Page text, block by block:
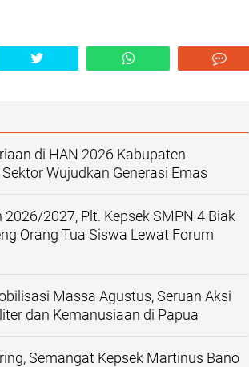
di HAN 2026 Kabupaten
Wujudkan Generasi Emas
2027, Plt. Kepsek SMPN 4 Biak
Orang Tua Siswa Lewat Forum
Massa Agustus, Seruan Aksi
dan Kemanusiaan di Papua
Semangat Kepsek Martinus Bano